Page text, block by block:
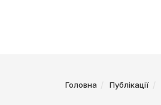
Головна Публікації